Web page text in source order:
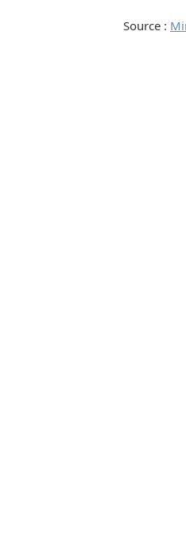
Source :